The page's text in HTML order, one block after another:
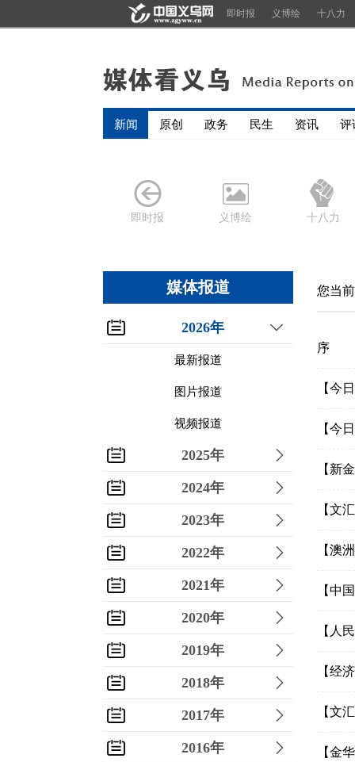
即时报 义博绘 十八力
新闻 原创 政务 民生 资讯 评
即时报 义博绘 十八力
媒体报道
2026年
最新报道
图片报道
视频报道
2025年
2024年
2023年
2022年
2021年
2020年
2019年
2018年
2017年
2016年
您当
序
【今
【今
【新
【文
【澳
【中
【人
【经
【文
【金